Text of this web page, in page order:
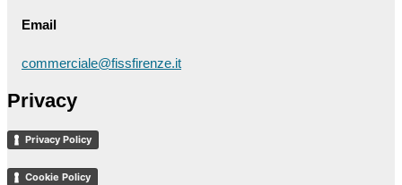
Email
commerciale@fissfirenze.it
Privacy
Privacy Policy
Cookie Policy